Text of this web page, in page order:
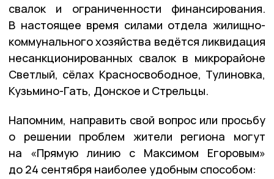
свалок и ограниченности финансирования.
В настоящее время силами отдела жилищно-
коммунального хозяйства ведётся ликвидация
несанкционированных свалок в микрорайоне
Светлый, сёлах Красносвободное, Тулиновка,
Кузьмино-Гать, Донское и Стрельцы.
Напомним, направить свой вопрос или просьбу
о решении проблем жители региона могут
на «Прямую линию с Максимом Егоровым»
до 24 сентября наиболее удобным способом: